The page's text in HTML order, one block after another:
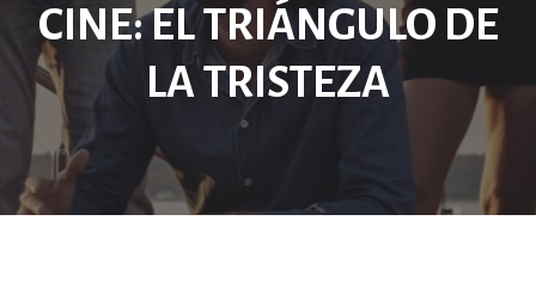
CINE: EL TRIÁNGULO DE
LA TRISTEZA